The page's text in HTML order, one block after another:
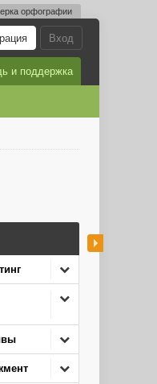
орфографии
Вход
и поддержка